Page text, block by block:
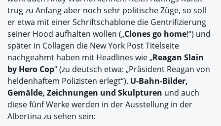
trug zu Anfang aber noch sehr politische Züge, so soll
er etwa mit einer Schriftschablone die Gentrifizierung
seiner Hood aufhalten wollen („Clones go home!“) und
später in Collagen die New York Post Titelseite
nachgeahmt haben mit Headlines wie „Reagan Slain
by Hero Cop“ (zu deutsch etwa: „Präsident Reagan von
heldenhaftem Polizisten erlegt“). U-Bahn-Bilder,
Gemälde, Zeichnungen und Skulpturen und auch
diese fünf Werke werden in der Ausstellung in der
Albertina zu sehen sein: